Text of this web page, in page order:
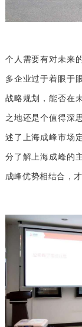
个人需要有对未来
多企业过于着眼于
战略规划，能否在
之地还是个值得深
述了上海成峰市场
分了解上海成峰的
成峰优势相结合，